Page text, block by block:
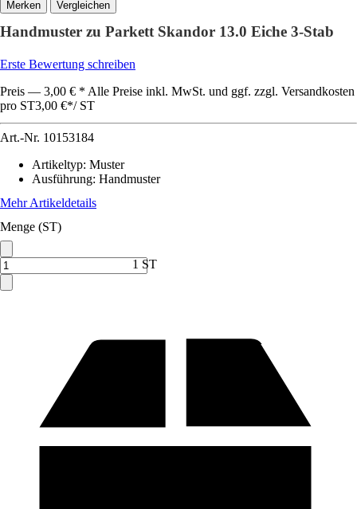
Vergleichen
Handmuster zu Parkett Skandor 13.0 Eiche 3-Stab
Erste Bewertung schreiben
Preis — 3,00 € * Alle Preise inkl. MwSt. und ggf. zzgl. Versandkosten
pro ST3,00 €*/ ST
Art.-Nr. 10153184
Artikeltyp: Muster
Ausführung: Handmuster
Mehr Artikeldetails
Menge (ST)
1 ST